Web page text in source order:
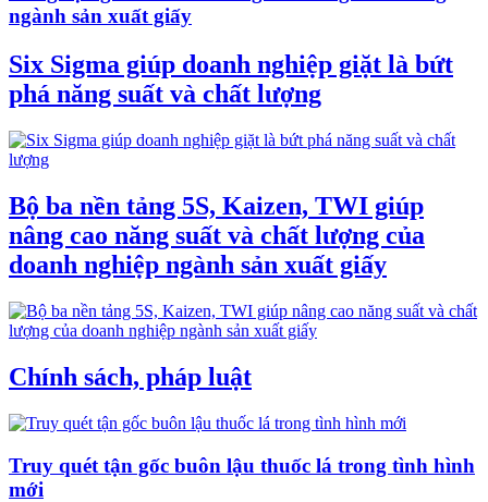
ngành sản xuất giấy
Six Sigma giúp doanh nghiệp giặt là bứt
phá năng suất và chất lượng
Bộ ba nền tảng 5S, Kaizen, TWI giúp
nâng cao năng suất và chất lượng của
doanh nghiệp ngành sản xuất giấy
Chính sách, pháp luật
Truy quét tận gốc buôn lậu thuốc lá trong tình hình
mới